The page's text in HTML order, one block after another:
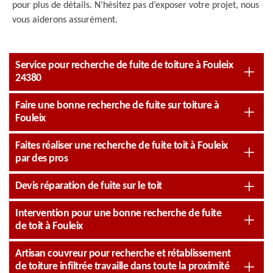
pour plus de détails. N’hésitez pas d’exposer votre projet, nous
vous aiderons assurément.
Service pour recherche de fuite de toiture à Fouleix
24380
Faire une bonne recherche de fuite sur toiture à
Fouleix
Faites réaliser une recherche de fuite toit à Fouleix
par des pros
Devis réparation de fuite sur le toit
Intervention pour une bonne recherche de fuite
de toit à Fouleix
Artisan couvreur pour recherche et rétablissement
de toiture infiltrée travaille dans toute la proximité